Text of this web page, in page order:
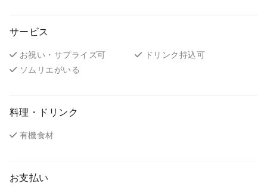
サービス
お祝い・サプライズ可
ドリンク持込可
ソムリエがいる
料理・ドリンク
有機食材
お支払い